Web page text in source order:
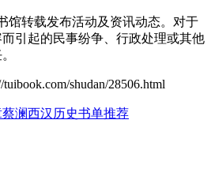
馆转载发布活动及资讯动态。对于
引起的民事纷争、行政处理或其他
shudan/28506.html
蔡澜西汉历史书单推荐